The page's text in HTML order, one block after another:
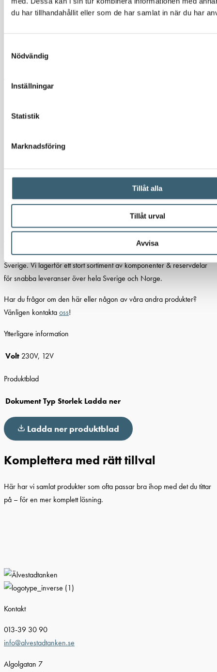
du har tillhandahållit eller som de har samlat in när du har
Nödvändig
Inställningar
Statistik
Marknadsföring
Tillåt alla
Tillåt urval
Avvisa
Arbetstryck max – 0,6 bar
Vikt – 7 kg
Tillval:
Tankhandtag för bensin
Sugrör
EX50 ATEX CESI 12 Certification
har sedan 2004 sålt och
marknadsförtPiusi’spumpar och tillbehör för bränslehantering i
Sverige. Vi lagerför ett stort sortiment av komponenter & reservdelar
för snabba leveranser över hela Sverige och Norge.
Har du frågor om den här eller någon av våra andra produkter?
Vänligen kontaktaoss!
Ytterligare information
Volt 230V, 12V
Produktblad
DokumentTyp Storlek Ladda ner
Ladda ner produktblad
Komplettera med rätt tillval
Här har vi samlat produkter som ofta passar bra ihop med det du tittar
på – för en mer komplett lösning.
Kontakt
013-39 30 90
info@alvestadtanken.se
Algolgatan 7